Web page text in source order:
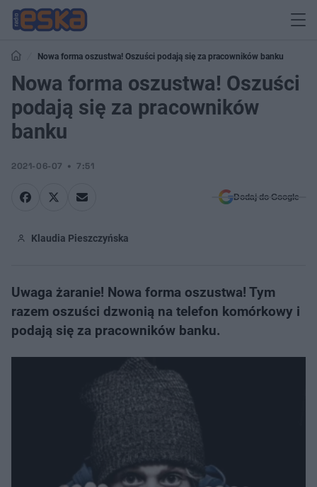
Nowa forma oszustwa! Oszuści podają się za pracowników banku
Nowa forma oszustwa! Oszuści
podają się za pracowników
banku
2021-06-07 7:51
Dodaj do Google
Klaudia Pieszczyńska
Uwaga żaranie! Nowa forma oszustwa! Tym
razem oszuści dzwonią na telefon komórkowy i
podają się za pracowników banku.